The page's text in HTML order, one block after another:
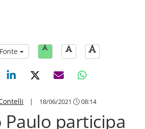
Fonte
| 18/06/2021 08:14
Paulo participa